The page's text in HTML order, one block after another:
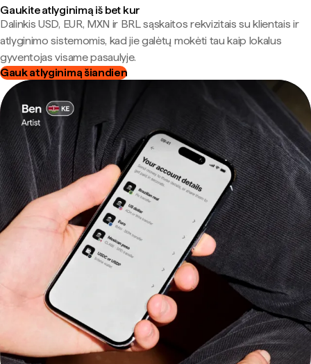
Gaukite atlyginimą iš bet kur
Dalinkis USD, EUR, MXN ir BRL sąskaitos rekvizitais su klientais ir
atlyginimo sistemomis, kad jie galėtų mokėti tau kaip lokalus
gyventojas visame pasaulyje.
Gauk atlyginimą šiandien